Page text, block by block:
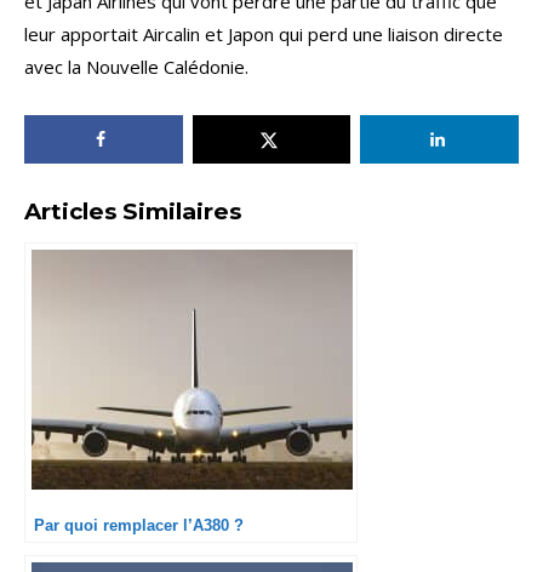
leur apportait Aircalin et Japon qui perd une liaison directe
avec la Nouvelle Calédonie.
Articles Similaires
Par quoi remplacer l’A380 ?